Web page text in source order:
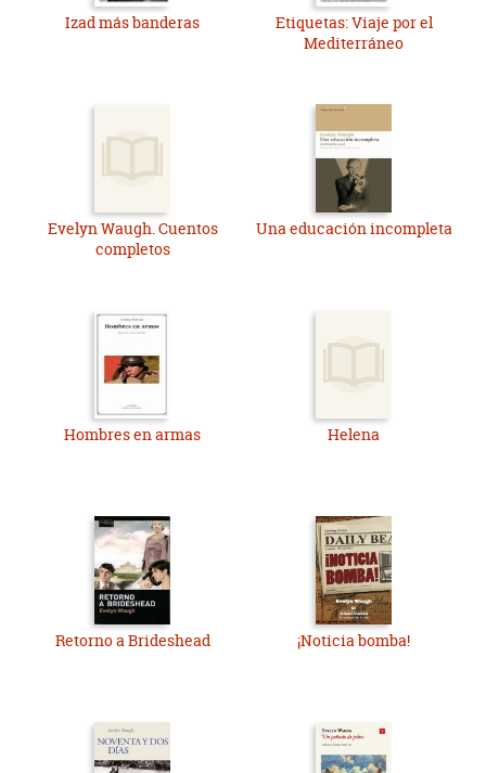
Izad más banderas
Etiquetas: Viaje por el
Mediterráneo
Evelyn Waugh. Cuentos
completos
Una educación incompleta
Hombres en armas Helena
Retorno a Brideshead ¡Noticia bomba!